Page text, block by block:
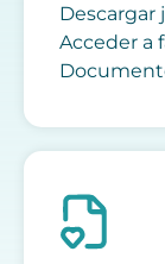
Descargar
Acceder a